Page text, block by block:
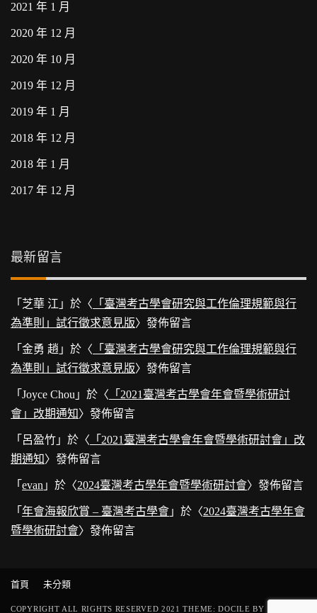
2021 年 1 月
2020 年 12 月
2020 年 10 月
2019 年 12 月
2019 年 1 月
2018 年 12 月
2018 年 1 月
2017 年 12 月
最新留言
「 芝華 江 」於〈 「臺灣考古學會研究與工作倫理規範與行
為準則」試行徵求意見版〉發佈留言
「 金勇 趙 」於〈 「臺灣考古學會研究與工作倫理規範與行
為準則」試行徵求意見版〉發佈留言
「 Joyce Chou 」於〈 「2021臺灣考古學會年會暨學術研討
會」改期通知〉發佈留言
「 呂盈竹 」於〈 「2021臺灣考古學會年會暨學術研討會」改
期通知〉發佈留言
「 evan 」於〈2024臺灣考古學年會暨學術研討會〉發佈留言
「 年會海報欣賞 – 臺灣考古學會 」於〈2024臺灣考古學年會
暨學術研討會〉發佈留言
COPYRIGHT ALL RIGHTS RESERVED 2021 THEME: DOCILE BY
首頁 未分類